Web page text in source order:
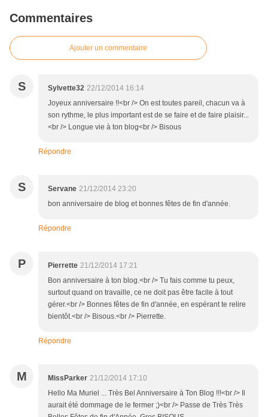
Commentaires
Ajouter un commentaire
S Sylvette32 22/12/2014 16:14
Joyeux anniversaire !!<br /> On est toutes pareil, chacun va à
son rythme, le plus important est de se faire et de faire plaisir...
<br /> Longue vie à ton blog<br /> Bisous
Répondre
S Servane 21/12/2014 23:20
bon anniversaire de blog et bonnes fêtes de fin d'année.
Répondre
P Pierrette 21/12/2014 17:21
Bon anniversaire à ton blog.<br /> Tu fais comme tu peux,
surtout quand on travaille, ce ne doit pas être facile à tout
gérer.<br /> Bonnes fêtes de fin d'année, en espérant te relire
bientôt.<br /> Bisous.<br /> Pierrette.
Répondre
M MissParker 21/12/2014 17:10
Hello Ma Muriel ... Très Bel Anniversaire à Ton Blog !!!<br /> Il
aurait été dommage de le fermer ;)<br /> Passe de Très Très